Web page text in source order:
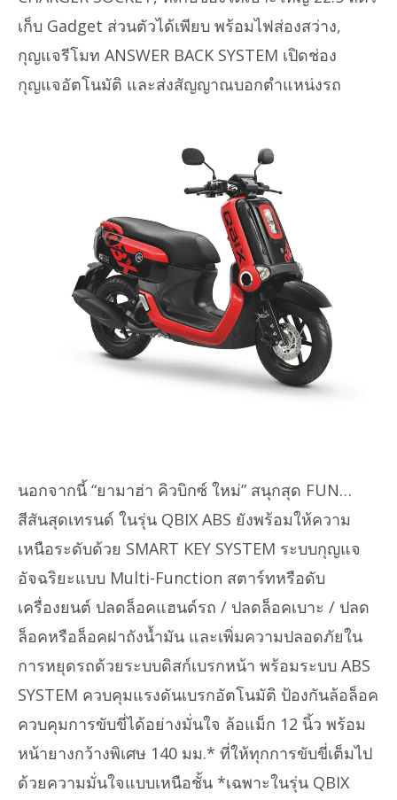
เก็บ Gadget ส่วนตัวได้เพียบ พร้อมไฟส่องสว่าง,
กุญแจรีโมท ANSWER BACK SYSTEM เปิดช่อง
กุญแจอัตโนมัติ และส่งสัญญาณบอกตำแหน่งรถ
นอกจากนี้ “ยามาฮ่า คิวบิกซ์ ใหม่” สนุกสุด FUN…
สีสันสุดเทรนด์ ในรุ่น QBIX ABS ยังพร้อมให้ความ
เหนือระดับด้วย SMART KEY SYSTEM ระบบกุญแจ
อัจฉริยะแบบ Multi-Function สตาร์ทหรือดับ
เครื่องยนต์ ปลดล็อคแฮนด์รถ / ปลดล็อคเบาะ / ปลด
ล็อคหรือล็อคฝาถังน้ำมัน และเพิ่มความปลอดภัยใน
การหยุดรถด้วยระบบดิสก์เบรกหน้า พร้อมระบบ ABS
SYSTEM ควบคุมแรงดันเบรกอัตโนมัติ ป้องกันล้อล็อค
ควบคุมการขับขี่ได้อย่างมั่นใจ ล้อแม็ก 12 นิ้ว พร้อม
หน้ายางกว้างพิเศษ 140 มม.* ที่ให้ทุกการขับขี่เต็มไป
ด้วยความมั่นใจแบบเหนือชั้น *เฉพาะในรุ่น QBIX